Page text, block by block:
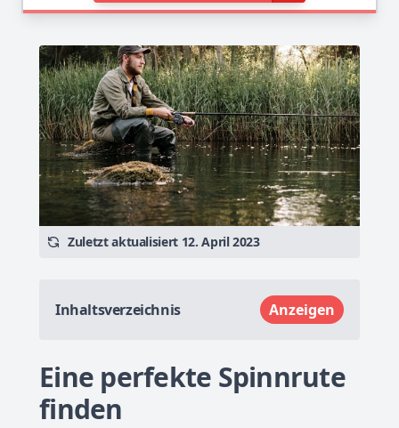
Zuletzt aktualisiert 12. April 2023
Inhaltsverzeichnis Anzeigen
Eine perfekte Spinnrute
finden